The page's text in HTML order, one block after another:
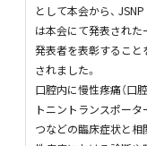
として本会から、
は本会にて発表された
発表者を表彰するこ
されました。
口腔内に慢性疼痛（口
トニントランスポータ
つなどの臨床症状と相